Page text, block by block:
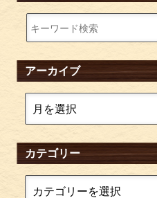
アーカイブ
カテゴリー